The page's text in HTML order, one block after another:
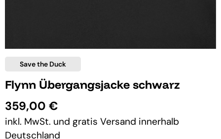
Save the Duck
Flynn Übergangsjacke schwarz
359,00 €
inkl. MwSt. und gratis Versand innerhalb
Deutschland